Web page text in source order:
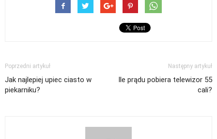
Poprzedni artykuł
Jak najlepiej upiec ciasto w
piekarniku?
Następny artykuł
Ile prądu pobiera telewizor 55
cali?